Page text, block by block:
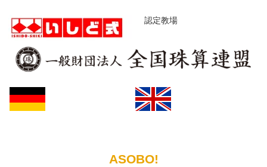
認定教場
ASOBO!